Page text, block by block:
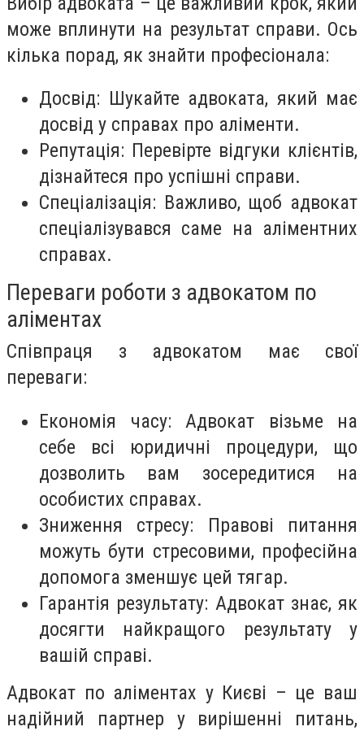
може вплинути на результат справи. Ось
кілька порад, як знайти професіонала:
Досвід: Шукайте адвоката, який має
досвід у справах про аліменти.
Репутація: Перевірте відгуки клієнтів,
дізнайтеся про успішні справи.
Спеціалізація: Важливо, щоб адвокат
спеціалізувався саме на аліментних
справах.
Переваги роботи з адвокатом по
аліментах
Співпраця з адвокатом має свої
переваги:
Економія часу: Адвокат візьме на
себе всі юридичні процедури, що
дозволить вам зосередитися на
особистих справах.
Зниження стресу: Правові питання
можуть бути стресовими, професійна
допомога зменшує цей тягар.
Гарантія результату: Адвокат знає, як
досягти найкращого результату у
вашій справі.
Адвокат по аліментах у Києві – це ваш
надійний партнер у вирішенні питань,